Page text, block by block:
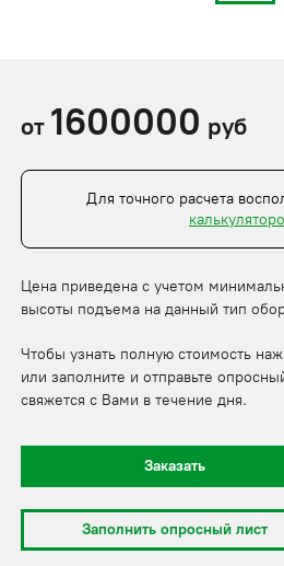
от 1600000 руб
Для точного расчета
Цена приведена с учетом
высоты подъема на данный тип
Чтобы узнать полную стоимость
или заполните и отправьте
свяжется с Вами в течение дня.
Заказать
Заполнить опросный лист